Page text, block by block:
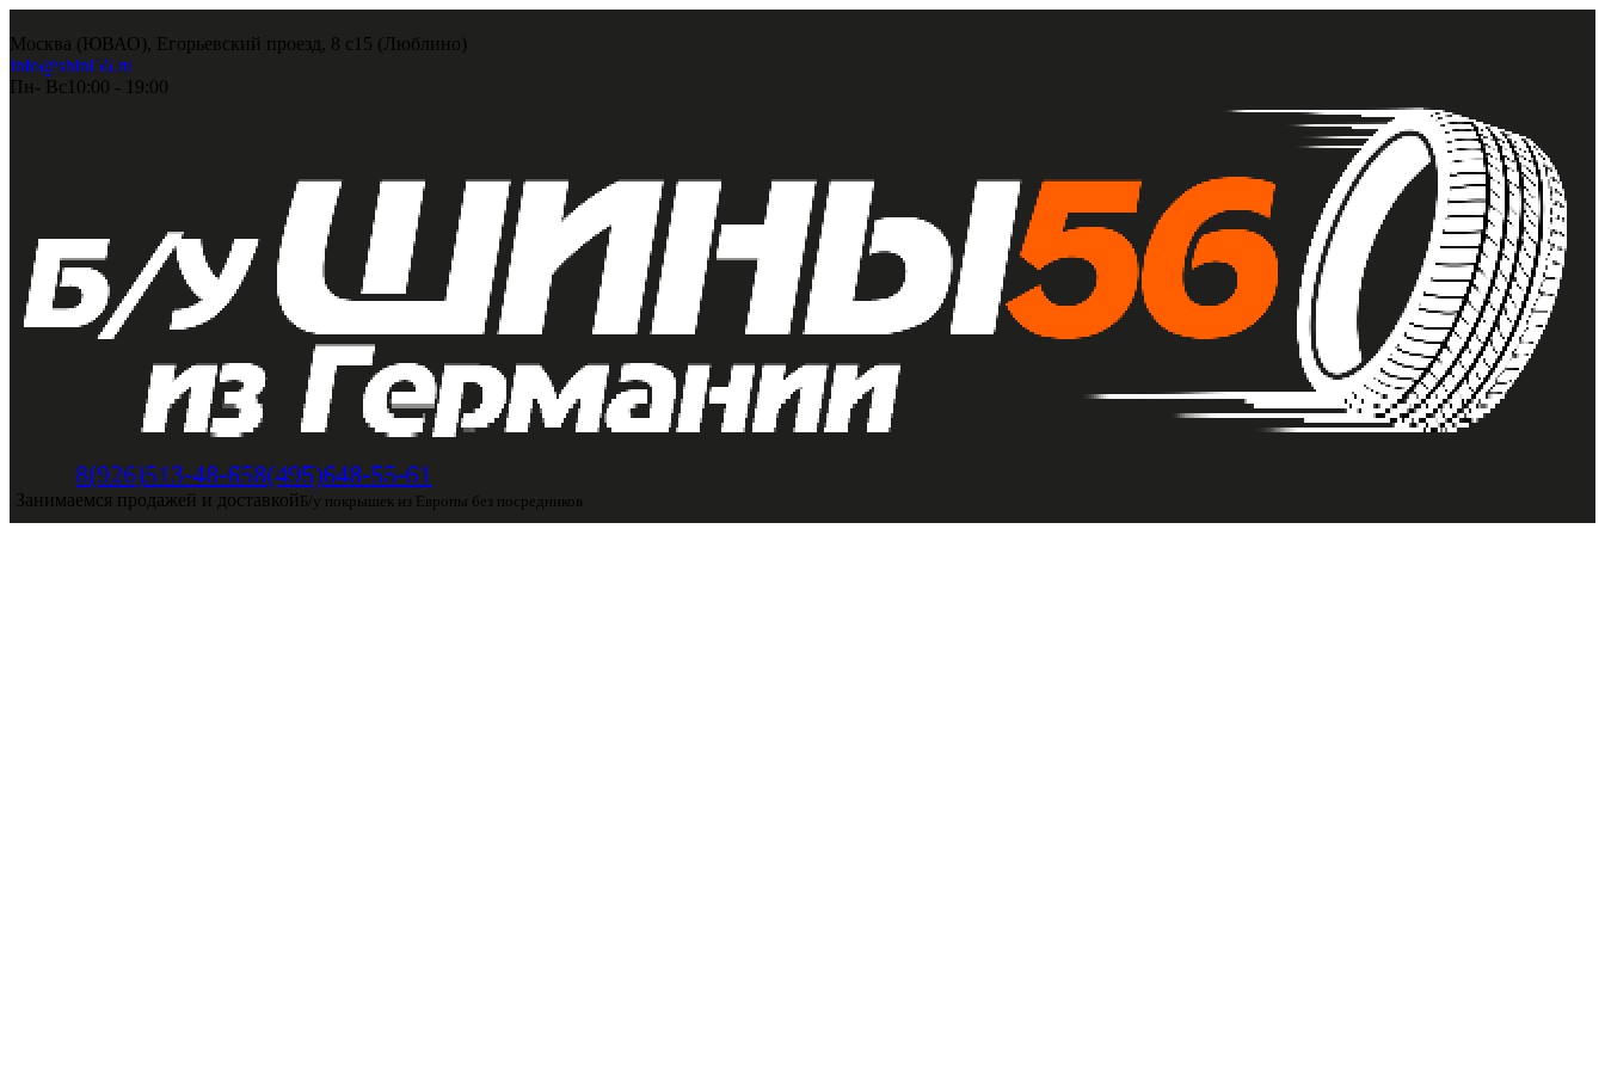
Москва (ЮВАО), Егорьевский проезд, 8 с15 (Люблино)
info@shini56.ru
Пн- Вс 10:00 - 19:00
8(926)513-48-658(495)648-55-61
Занимаемся продажей и доставкой Б/у покрышек из Европы без посредников